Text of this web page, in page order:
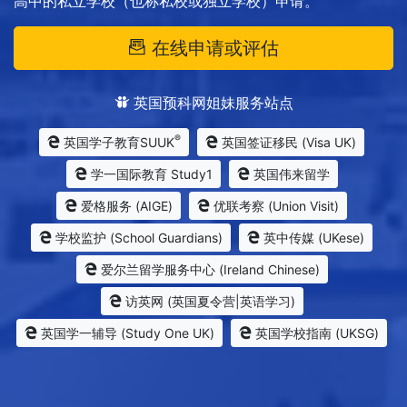
在线申请或评估
英国预科网姐妹服务站点
英国学子教育SUUK® 英国签证移民 (Visa UK)
学一国际教育 Study1 英国伟来留学
爱格服务 (AIGE) 优联考察 (Union Visit)
学校监护 (School Guardians) 英中传媒 (UKese)
爱尔兰留学服务中心 (Ireland Chinese)
访英网 (英国夏令营|英语学习)
英国学一辅导 (Study One UK) 英国学校指南 (UKSG)